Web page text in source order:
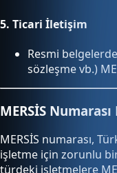
5. Ticari İletişim
Resmi
sözleşme vb.)
MERSİS
MERSİS numarası,
işletme için zorunlu
türdeki işletmelere